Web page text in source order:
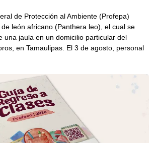
de Protección al Ambiente (Profepa)
león africano (Panthera leo), el cual se
una jaula en un domicilio particular del
en Tamaulipas. El 3 de agosto, personal